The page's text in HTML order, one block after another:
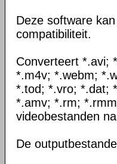
Deze software
compatibiliteit.
Converteert *.avi;
*.m4v; *.webm;
*.tod; *.vro; *.dat;
*.amv; *.rm;
videobestanden
De